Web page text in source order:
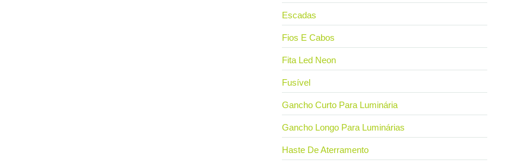
Escadas
Fios E Cabos
Fita Led Neon
Fusível
Gancho Curto Para Luminária
Gancho Longo Para Luminárias
Haste De Aterramento